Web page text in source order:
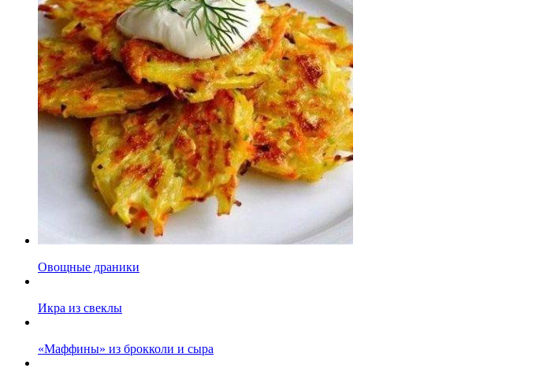
Овощные драники
Икра из свеклы
«Маффины» из брокколи и сыра